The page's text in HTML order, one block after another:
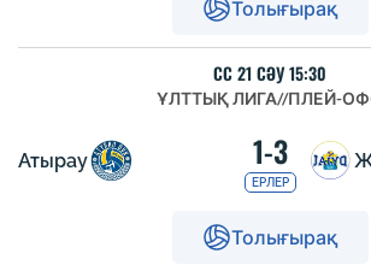
Толығырақ
СС 21 СӘУ 15:30
ҰЛТТЫҚ ЛИГА//ПЛЕЙ-
Атырау 1-3
ЕРЛЕР
Толығырақ